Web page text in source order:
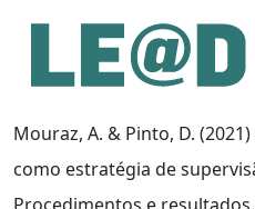
Ir para o conteúdo
Informações de
Mapa do site
Mouraz, A. & Pinto, D.
como estratégia de